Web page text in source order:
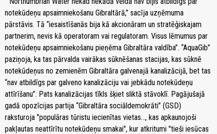
notekūdeņu apsaimniekošanu Gibraltārā,” sacīja uzņēmuma
pārstāvis. Tā “iesaistīšanās bija kā akcionāram un stratēģiskajam
partnerim, nevis kā operatoram vai regulatoram. Visus lēmumus par
notekūdeņu apsaimniekošanu pieņēma Gibraltāra valdība”. “AquaGib”
paziņoja, ka tas pārvalda vairākas sūknēšanas stacijas, kas sūknē
notekūdeņus no zemienēm Gibraltāra galvenajā kanalizācijā, bet tas
“nav atbildīgs par galveno kanalizāciju vai jebkādu notekūdeņu
attīrīšanu”. Pats kanalizācijas tīkls šķiet sliktā stāvoklī. Pagājušajā
gadā opozīcijas partija “Gibraltāra sociāldemokrāti” (GSD)
raksturoja "populāras tūristu iecienītas vietas..., kas apkaunojoši
pakļautas neattīrītu notekūdeņu smakai", kur atkritumi "tieši iesūcas